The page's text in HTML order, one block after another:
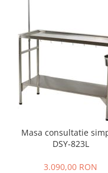
Masa consultatie
DSY-823L
3.090,00 RON